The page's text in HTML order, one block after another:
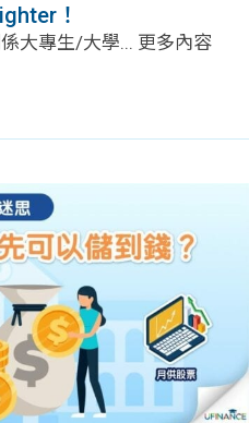
生學
款
貸款
計數
機
網上
私人
de
han
ge
Gui
de
校園
Gui
贊助！
大專生/大學... 更多內容